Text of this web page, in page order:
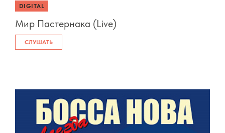
DIGITAL
Мир Пастернака (Live)
СЛУШАТЬ